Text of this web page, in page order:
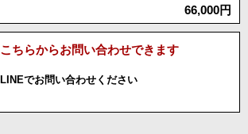
66,000円
こちらからお問い合わせできます
LINEでお問い合わせください